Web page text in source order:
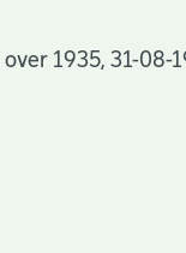
1935, 31-08-